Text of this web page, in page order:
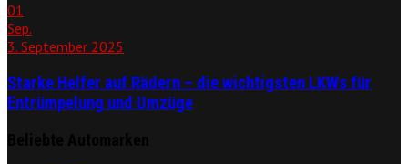
01
Sep.
3. September 2025
Starke Helfer auf Rädern – die wichtigsten LKWs für
Entrümpelung und Umzüge